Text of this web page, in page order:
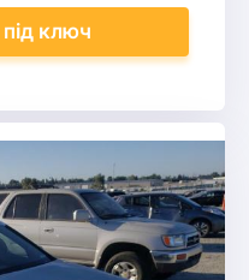
під ключ